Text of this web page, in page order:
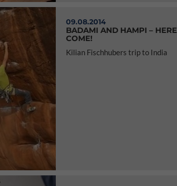
09.08.2014
BADAMI AND HAMPI –
COME!
Kilian Fischhubers trip to India